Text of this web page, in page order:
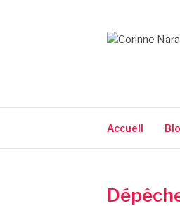
Accueil